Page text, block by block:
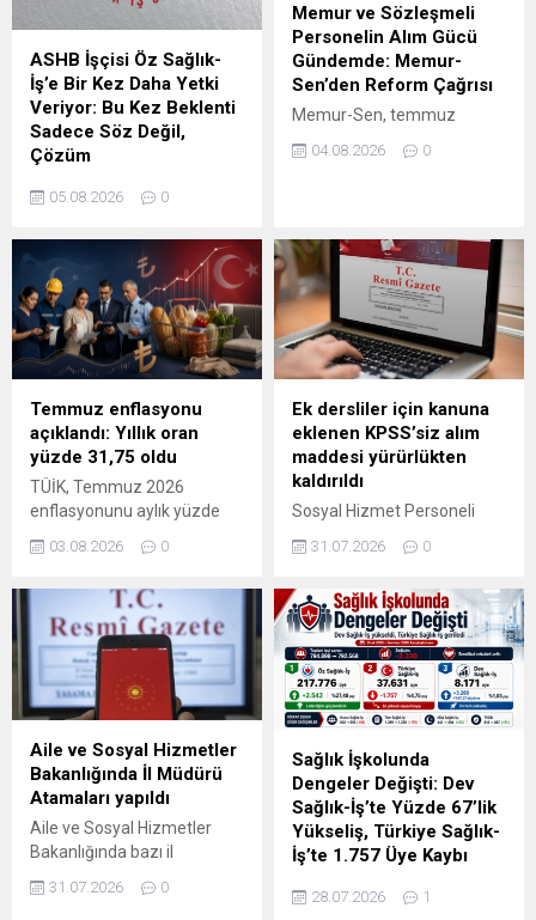
ASHB İşçisi Öz Sağlık-
İş’e Bir Kez Daha Yetki
Veriyor: Bu Kez Beklenti
Sadece Söz Değil,
Çözüm
Bakanlığı bünyesinde
2027-2028 dönemi toplu iş
sözleşmesi öncesinde yetki
yarışı şekillenmeye başladı.
Öz Sağlık-İş Sendikası
tarafından teşkilat
yöneticilerine ve üyelere
gönderildiği anlaşılan
mesajda, yeni dönem toplu
iş sözleşmesi için gerekli
çoğunluğun bir kez daha
sağlandığı ve sendikanın
toplu iş sözleşmesi
masasına oturmaya hak...
05.08.2026 0
Memur ve Sözleşmeli
Personelin Alım Gücü
Gündemde: Memur-
Sen’den Reform Çağrısı
Memur-Sen, temmuz
4/A ve 4/B personelin alım
istedi.
04.08.2026 0
Temmuz enflasyonu
açıklandı: Yıllık oran
yüzde 31,75 oldu
TÜİK, Temmuz 2026
enflasyonunu aylık yüzde
1,78, yıllık yüzde 31,75
olarak açıkladı. Ağustos ayı
03.08.2026 0
Ek dersliler için kanuna
eklenen KPSS’siz alım
maddesi yürürlükten
kaldırıldı
Sosyal Hizmet Personeli
Alımında Mülakat Hükmü
Kaldırıldı Aile ve Sosyal
sözleşmeli sosyal hizmet
personeli alımlarına ilişkin
önemli bir değişiklik yapıldı.
31 Temmuz 2026 tarihli
Resmî Gazete’de
yayımlanan düzenlemeyle,
ek derslilerin KPSS olmadan,
sosyal hizmet personeli
kadrolarına atanmasına
dair Bakanlıkça yapılacak
yazılı ve/veya sözlü sınav
sonucuna göre
gerçekleştirilmesini
31.07.2026 0
Aile ve Sosyal Hizmetler
Bakanlığında İl Müdürü
Atamaları yapıldı
Aile ve Sosyal Hizmetler
Bakanlığında bazı il
alınırken, Karaman, Aksaray,
31.07.2026 0
Sağlık İşkolunda
Dengeler Değişti: Dev
Sağlık-İş’te Yüzde 67’lik
Yükseliş, Türkiye Sağlık-
İş’te 1.757 Üye Kaybı
Bakanlığı tarafından
28.07.2026 1